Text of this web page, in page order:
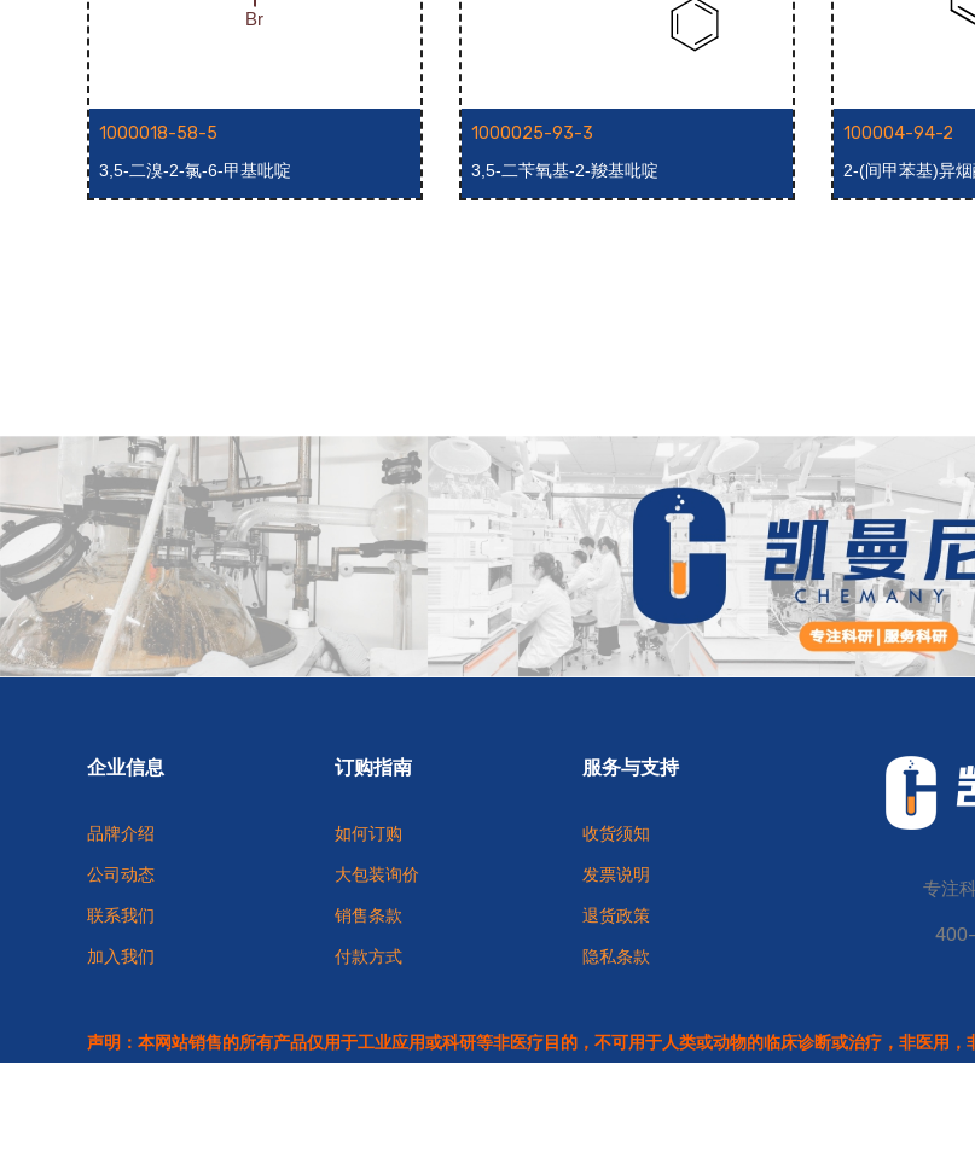
1000018-58-5
3,5-二溴-2-氯-6-甲基吡啶
1000025-93-3
3,5-二苄氧基-2-羧基吡啶
100004-94-2
2-(间甲苯基)异烟
企业信息
品牌介绍
公司动态
联系我们
加入我们
订购指南
如何订购
大包装询价
销售条款
付款方式
服务与支持
收货须知
发票说明
退货政策
隐私条款
专注
声明：本网站销售的所有产品仅用于工业应用或科研等非医疗目的，不可用于人类或动物的临床诊断或治疗，非医用，